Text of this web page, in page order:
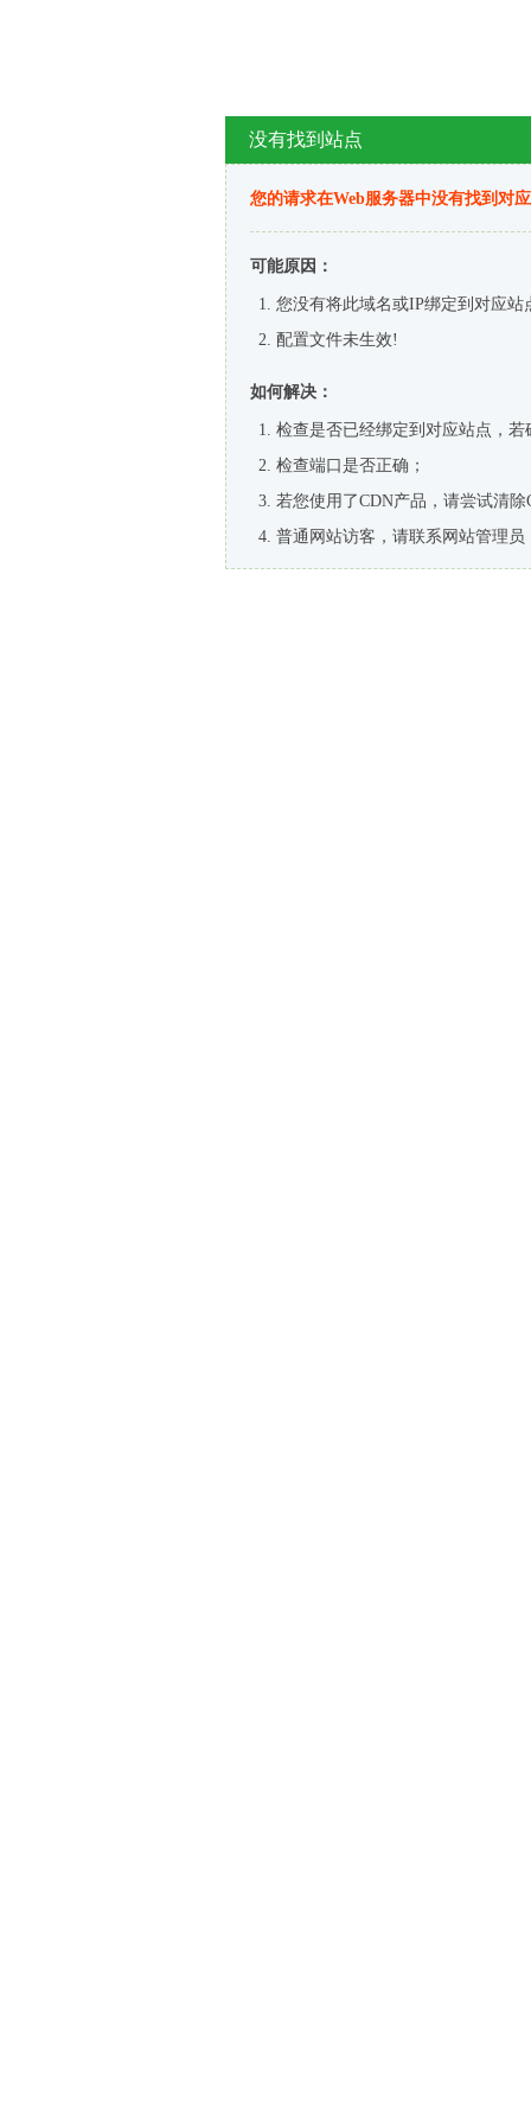
没有找到站点
您的请求在Web服务器中没有找到对
可能原因：
您没有将此域名或IP绑定到对应站
配置文件未生效!
如何解决：
检查是否已经绑定到对应站点，
检查端口是否正确；
若您使用了CDN产品，请尝试清除
普通网站访客，请联系网站管理员